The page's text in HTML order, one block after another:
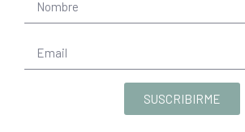
SUSCRIBIRME